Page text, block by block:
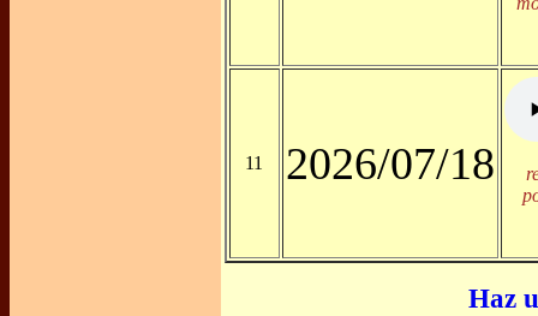
11 2026/07/18
Haz